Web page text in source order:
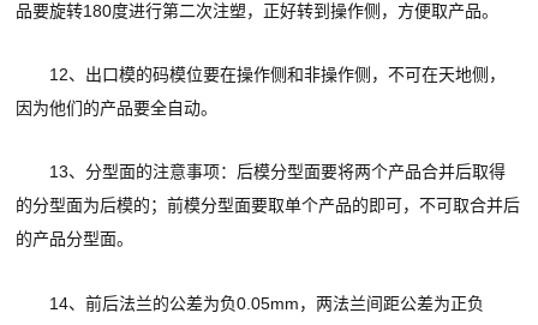
品要旋转180度进行第二次注塑，正好转到操作侧，方便取产品。
12、出口模的码模位要在操作侧和非操作侧，不可在天地侧，
因为他们的产品要全自动。
13、分型面的注意事项：后模分型面要将两个产品合并后取得
的分型面为后模的；前模分型面要取单个产品的即可，不可取合并后
的产品分型面。
14、前后法兰的公差为负0.05mm，两法兰间距公差为正负